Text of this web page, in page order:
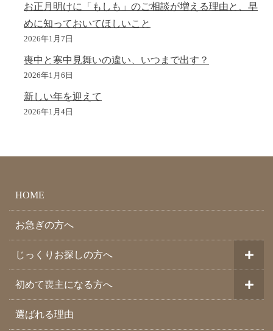
お正月明けに「もしも」のご相談が増える理由と、早
めに知っておいてほしいこと
2026年1月7日
喪中と寒中見舞いの違い、いつまで出す？
2026年1月6日
新しい年を迎えて
2026年1月4日
HOME
お急ぎの方へ
じっくりお探しの方へ
初めて喪主になる方へ
選ばれる理由